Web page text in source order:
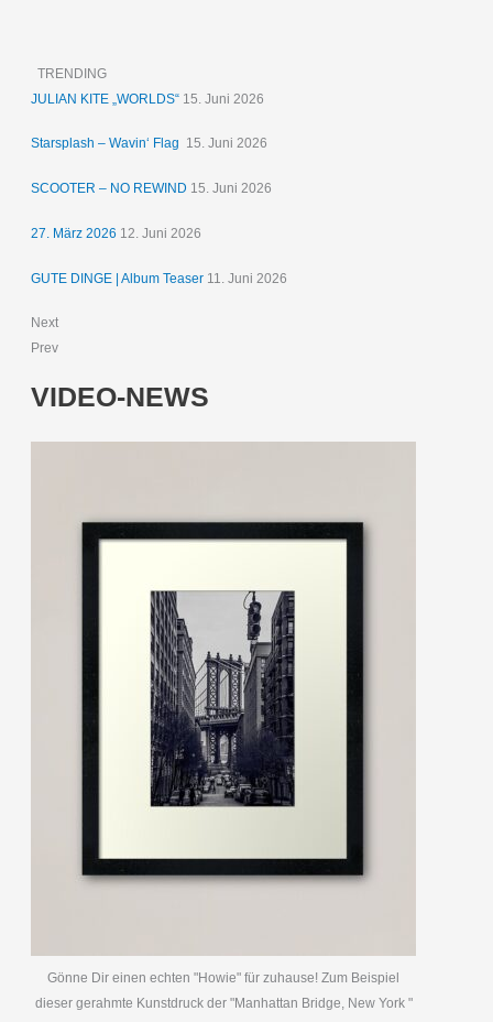
TRENDING
JULIAN KITE „WORLDS“ 15. Juni 2026
Starsplash – Wavin‘ Flag 15. Juni 2026
SCOOTER – NO REWIND 15. Juni 2026
27. März 2026 12. Juni 2026
GUTE DINGE | Album Teaser 11. Juni 2026
Next
Prev
VIDEO-NEWS
Gönne Dir einen echten "Howie" für zuhause! Zum Beispiel
dieser gerahmte Kunstdruck der "Manhattan Bridge, New York "